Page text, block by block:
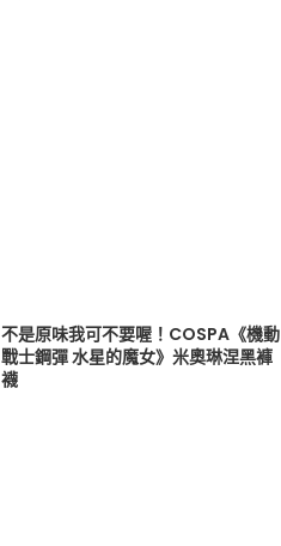
不是原味我可不要喔！COSPA《機動
戰士鋼彈 水星的魔女》米奧琳涅黑褲
襪